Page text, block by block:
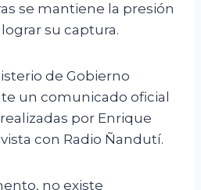
se mantiene la presión
su captura.
de Gobierno
un comunicado oficial
por Enrique
con Radio Ñandutí.
no existe